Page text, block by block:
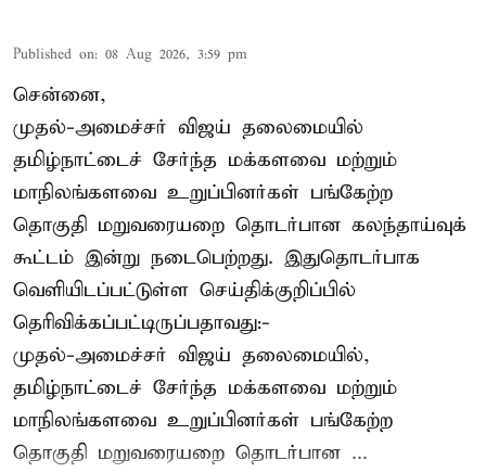
Published on: 08 Aug 2026, 3:59 pm
சென்னை,
முதல்-அமைச்சர் விஜய் தலைமையில்
தமிழ்நாட்டைச் சேர்ந்த மக்களவை மற்றும்
மாநிலங்களவை உறுப்பினர்கள் பங்கேற்ற
தொகுதி மறுவரையறை தொடர்பான கலந்தாய்வுக்
கூட்டம் இன்று நடைபெற்றது. இதுதொடர்பாக
வெளியிடப்பட்டுள்ள செய்திக்குறிப்பில்
தெரிவிக்கப்பட்டிருப்பதாவது:-
முதல்-அமைச்சர் விஜய் தலைமையில்,
தமிழ்நாட்டைச் சேர்ந்த மக்களவை மற்றும்
மாநிலங்களவை உறுப்பினர்கள் பங்கேற்ற
தொகுதி மறுவரையறை தொடர்பான ...